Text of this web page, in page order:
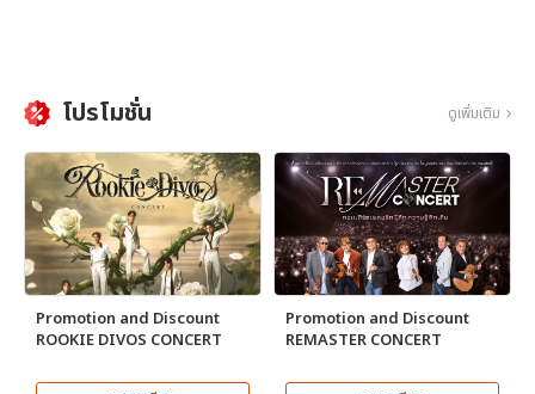
โปรโมชั่น ดูเพิ่มเติม
Promotion and Discount
ROOKIE DIVOS CONCERT
Promotion and Discount
REMASTER CONCERT